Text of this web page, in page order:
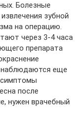
Болезные
зубной
на операцию.
через 3-4 часа
препарата
наблюдаются еще
после
нужен врачебный